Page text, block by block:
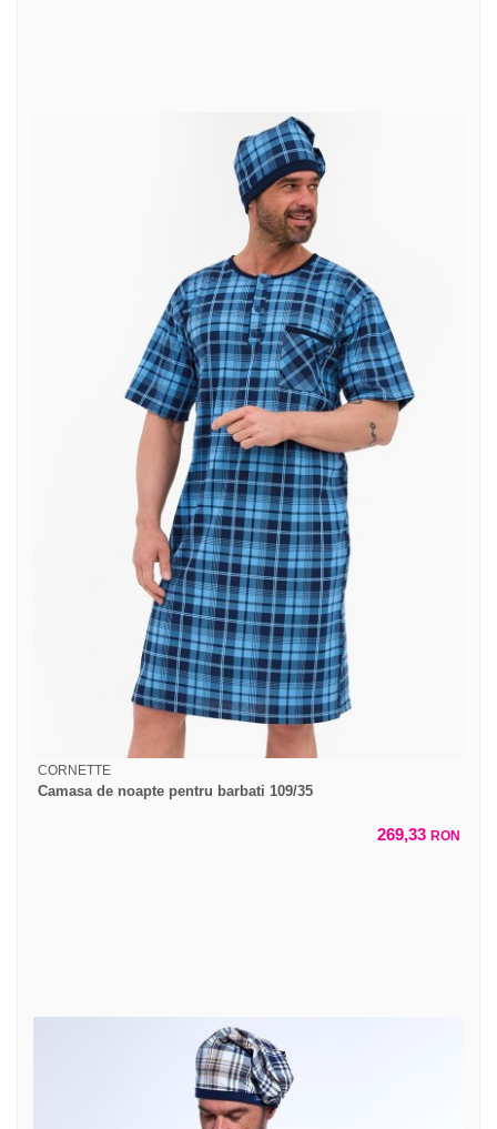
CORNETTE
Camasa de noapte pentru barbati 109/35
269,33 RON